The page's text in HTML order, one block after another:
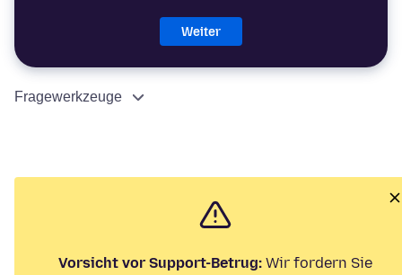
Weiter
Fragewerkzeuge
Vorsicht vor Support-Betrug: Wir fordern Sie